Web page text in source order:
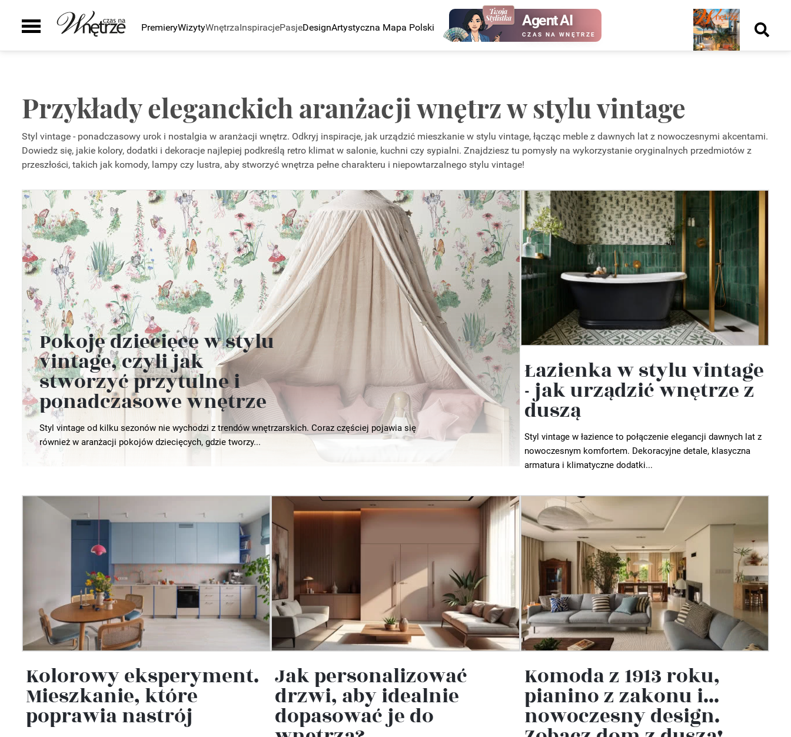
PremieryWizytyWnętrza
Salon
Pokój dziecka
Taras i ogród
Zaplecze domu
Drzwi i okna
Schody
Kominki
Grzejniki
Oświetlenie
Szafy
AGD
Zlewy i baterie
Wanny i natryski
Ceramika Łazienkowa
Wellnes
DIY
InspiracjePasje
Smaki życia
DesignArtystyczna Mapa Polski Agent AI
CZAS NA WNĘTRZE
Nowy
numer
numer
Wydanie papierowe
numer
Wydanie cyfrowe
Przykłady eleganckich aranżacji wnętrz w stylu vintage
Styl vintage - ponadczasowy urok i nostalgia w aranżacji wnętrz. Odkryj inspiracje, jak urządzić mieszkanie w stylu vintage, łącząc meble z dawnych lat z nowoczesnymi akcentami.
Dowiedz się, jakie kolory, dodatki i dekoracje najlepiej podkreślą retro klimat w salonie, kuchni czy sypialni. Znajdziesz tu pomysły na wykorzystanie oryginalnych przedmiotów z
przeszłości, takich jak komody, lampy czy lustra, aby stworzyć wnętrza pełne charakteru i niepowtarzalnego stylu vintage!
Pokoje dziecięce w stylu
vintage, czyli jak
stworzyć przytulne i
ponadczasowe wnętrze
Styl vintage od kilku sezonów nie wychodzi z trendów wnętrzarskich. Coraz częściej pojawia się
również w aranżacji pokojów dziecięcych, gdzie tworzy...
Łazienka w stylu vintage
- jak urządzić wnętrze z
duszą
Styl vintage w łazience to połączenie elegancji dawnych lat z
nowoczesnym komfortem. Dekoracyjne detale, klasyczna
armatura i klimatyczne dodatki...
Kolorowy eksperyment.
Mieszkanie, które
poprawia nastrój
Jak personalizować
drzwi, aby idealnie
dopasować je do
Komoda z 1913 roku,
pianino z zakonu i...
nowoczesny design.